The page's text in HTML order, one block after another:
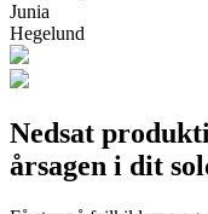
Junia
Hegelund
Nedsat
årsagen i dit